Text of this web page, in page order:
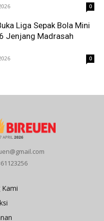
0
Liga Sepak Bola Mini
Jenjang Madrasah
0